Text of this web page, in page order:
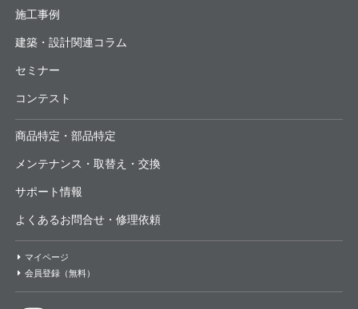
施工事例
建築・設計関連コラム
セミナー
コンテスト
商品特定・部品特定
メンテナンス・取替え・交換
サポート情報
よくあるお問合せ・修理依頼
マイページ
会員登録（無料）